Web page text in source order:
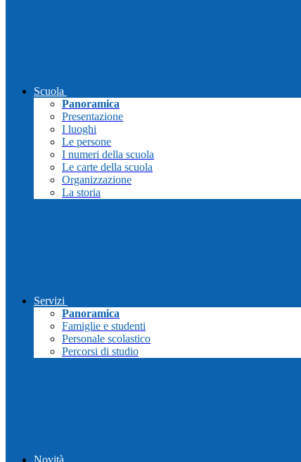
Scuola
Panoramica
Presentazione
I luoghi
Le persone
I numeri della scuola
Le carte della scuola
Organizzazione
La storia
Servizi
Panoramica
Famiglie e studenti
Personale scolastico
Percorsi di studio